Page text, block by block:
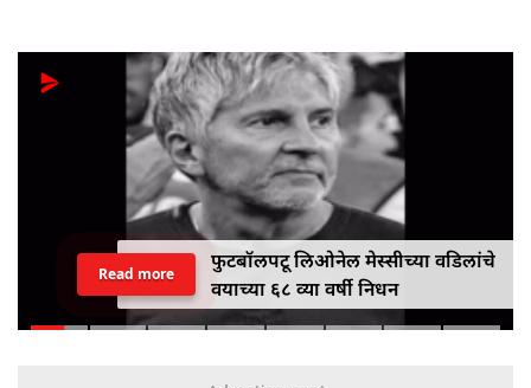
फुटबॉलपटू लिओनेल मेस्सीच्या वडिलांचे
वयाच्या ६८ व्या वर्षी निधन
Read more